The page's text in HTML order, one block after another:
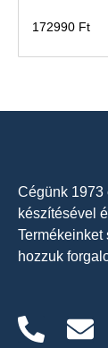
172990 Ft
Cégünk 1973
készítésével
hozzuk